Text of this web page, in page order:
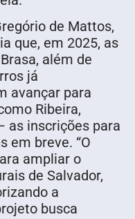
de Mattos,
que, em 2025, as
além de
já
avançar para
Ribeira,
as inscrições para
em breve. “O
ampliar o
de Salvador,
a
busca